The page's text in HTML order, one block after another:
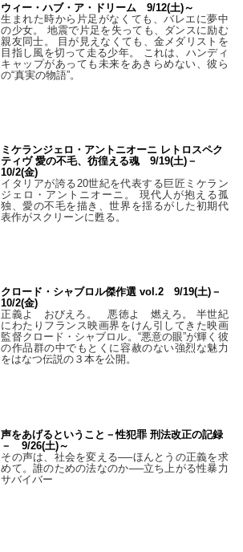
ウィー・ハブ・ア・ドリーム 9/12(土)～
生まれた時から片足がなくても、バレエに夢中
の少女。 地震で片足を失っても、ダンスに励む
親友同士。 目が見えなくても、金メダリストを
目指し風を切って走る少年。 これは、ハンディ
キャップがあっても未来をあきらめない、彼ら
の“真実の物語”。
ミケランジェロ・アントニオーニ レトロスペク
ティヴ 愛の不毛、彷徨える魂 9/19(土)－
10/2(金)
イタリアが誇る20世紀を代表する巨匠ミケラン
ジェロ・アントニオーニ。 現代人が抱える孤
独、愛の不毛を描き、世界を揺るがした初期代
表作がスクリーンに甦る。
クロード・シャブロル傑作選 vol.2 9/19(土)－
10/2(金)
正義よ おびえろ。 悪徳よ 燃えろ。 半世紀
にわたりフランス映画界をけん引してきた映画
監督クロード・シャブロル。“悪意の眼”が輝く彼
の作品群の中でもとくに容赦のない強烈な魅力
をはなつ伝説の３本を公開。
声をあげるということ－性犯罪 刑法改正の記録
－ 9/26(土)～
その声は、社会を変える──ほんとうの正義を求
めて。誰のための法なのか──立ち上がる性暴力
サバイバー